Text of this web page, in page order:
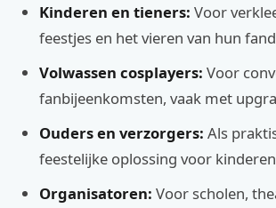
Kinderen en tieners: Voor
feestjes en het vieren van hun
Volwassen cosplayers: Voor
fanbijeenkomsten, vaak met
Ouders en verzorgers: Als
feestelijke oplossing voor
Organisatoren: Voor scholen,